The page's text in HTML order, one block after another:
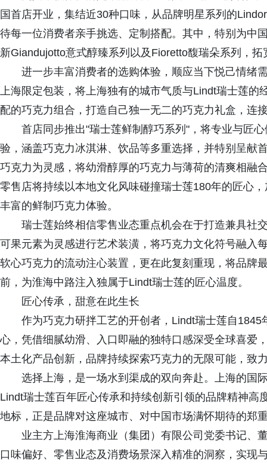
国首店开业，集结近30种口味，从品牌明星系列的
待每一位消费者亲手挑选、定制搭配。其中，特别为中
新Giandujotto意式醇臻系列以及Fioretto馥瑞朵系列，
进一步丰富消费者的选购体验，顺应当下悦己情绪
上海限定包装，将上海独有的城市气质与Lindt瑞士莲的
配的巧克力组合，打造自己独一无二的巧克力礼盒，连
首店同步推出"瑞士莲鲜制醇巧系列"，将专业与匠
验，涵盖巧克力冰淇淋、饮品等多重选择，并特别呈献
巧克力为灵感，将幼滑醇厚的巧克力与薄荷的清爽相融
零售店将持续以本地文化风味碰撞瑞士莲180年的匠心
丰富的鲜制巧克力体验。
瑞士莲始终相信零售业态重点机会在于打造兼具社
可果元素为灵感进行艺术装潢，将巧克力文化符号融入
软心巧克力的流动注心装置，更在此复刻重现，将品牌
前，为淮海中路注入独属于Lindt瑞士莲的匠心温度。
匠心传承，甜意在此生长
作为巧克力研拌工艺的开创者，Lindt瑞士莲自
心，凭借细腻幼滑、入口即融的独特口感深受全球喜爱
本土化产品创新，品牌持续探索巧克力的无限可能，致
选择上海，是一场水到渠成的双向奔赴。上海的国
Lindt瑞士莲百年匠心传承和持续创新引领的品牌精神
地标，正是品牌对这座城市、对中国市场满怀期待的郑
业主方上海淮海商业（集团）有限公司党委书记、
口味偏好、零售业态及消费场景深入精准的洞察，实现